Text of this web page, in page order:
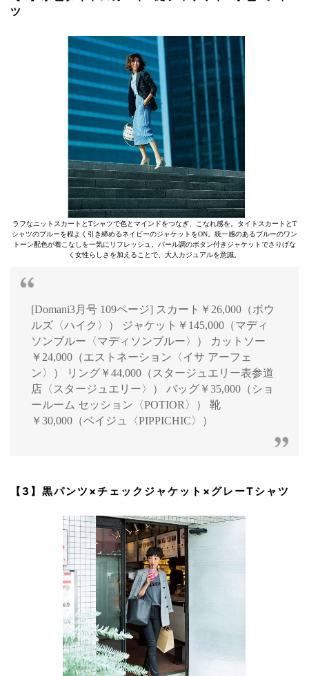
ツ
ラフなニットスカートとTシャツで色とマインドをつなぎ、こなれ感を。タイトスカートとT
シャツのブルーを程よく引き締めるネイビーのジャケットをON。統一感のあるブルーのワン
トーン配色が着こなしを一気にリフレッシュ。パール調のボタン付きジャケットでさりげな
く女性らしさを加えることで、大人カジュアルを意識。
[Domani3月号 109ページ] スカート￥26,000（ボウ
ルズ〈ハイク〉） ジャケット￥145,000（マディ
ソンブルー〈マディソンブルー〉） カットソー
￥24,000（エストネーション〈イサ アーフェ
ン〉） リング￥44,000（スタージュエリー表参道
店〈スタージュエリー〉） バッグ￥35,000（ショ
ールーム セッション〈POTIOR〉） 靴
￥30,000（ベイジュ〈PIPPICHIC〉）
【3】黒パンツ×チェックジャケット×グレーTシャツ